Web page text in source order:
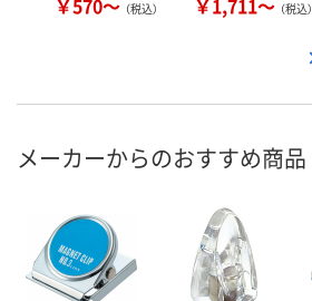
￥570～ （税込） ￥1,711～ （税込）
メーカーからのおすすめ商品